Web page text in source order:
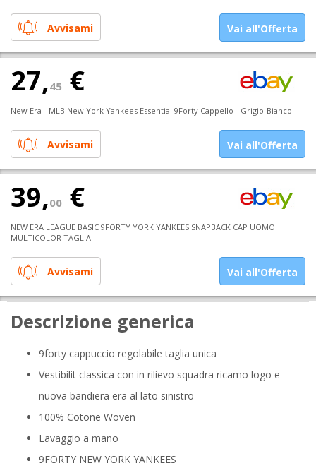
Avvisami Vai all'Offerta
27,45 €
New Era - MLB New York Yankees Essential 9Forty Cappello - Grigio-Bianco
Avvisami Vai all'Offerta
39,00 €
NEW ERA LEAGUE BASIC 9FORTY YORK YANKEES SNAPBACK CAP UOMO
MULTICOLOR TAGLIA
Avvisami Vai all'Offerta
Descrizione generica
9forty cappuccio regolabile taglia unica
Vestibilit classica con in rilievo squadra ricamo logo e
nuova bandiera era al lato sinistro
100% Cotone Woven
Lavaggio a mano
9FORTY NEW YORK YANKEES